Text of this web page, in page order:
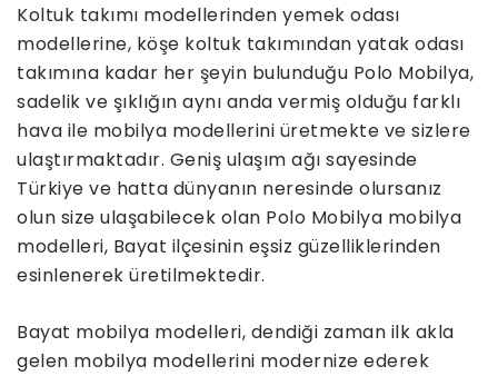
Koltuk takımı modellerinden yemek odası
modellerine, köşe koltuk takımından yatak odası
takımına kadar her şeyin bulunduğu Polo Mobilya,
sadelik ve şıklığın aynı anda vermiş olduğu farklı
hava ile mobilya modellerini üretmekte ve sizlere
ulaştırmaktadır. Geniş ulaşım ağı sayesinde
Türkiye ve hatta dünyanın neresinde olursanız
olun size ulaşabilecek olan Polo Mobilya mobilya
modelleri, Bayat ilçesinin eşsiz güzelliklerinden
esinlenerek üretilmektedir.
Bayat mobilya modelleri, dendiği zaman ilk akla
gelen mobilya modellerini modernize ederek